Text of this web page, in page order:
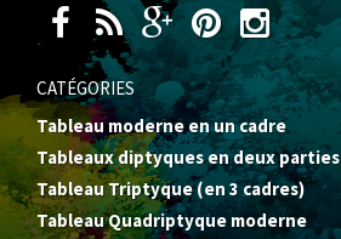
CATÉGORIES
Tableau moderne en un cadre
Tableaux diptyques en deux parties
Tableau Triptyque (en 3 cadres)
Tableau Quadriptyque moderne